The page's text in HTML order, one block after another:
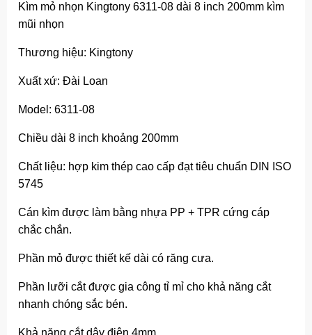
Kìm mỏ nhọn Kingtony 6311-08 dài 8 inch 200mm kìm
mũi nhọn
Thương hiệu: Kingtony
Xuất xứ: Đài Loan
Model: 6311-08
Chiều dài 8 inch khoảng 200mm
Chất liệu: hợp kim thép cao cấp đạt tiêu chuẩn DIN ISO
5745
Cán kìm được làm bằng nhựa PP + TPR cứng cáp
chắc chắn.
Phần mỏ được thiết kế dài có răng cưa.
Phần lưỡi cắt được gia công tỉ mỉ cho khả năng cắt
nhanh chóng sắc bén.
Khả năng cắt dây điện 4mm